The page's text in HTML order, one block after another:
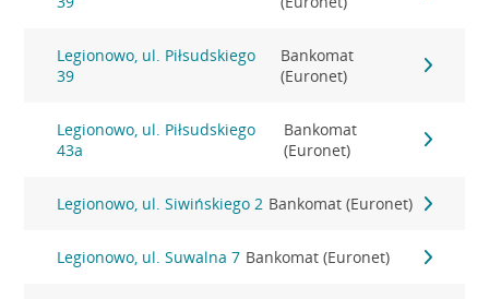
Legionowo, ul. Piłsudskiego
39
Bankomat
(Euronet)
Legionowo, ul. Piłsudskiego
43a
Bankomat
(Euronet)
Legionowo, ul. Siwińskiego 2 Bankomat (Euronet)
Legionowo, ul. Suwalna 7 Bankomat (Euronet)